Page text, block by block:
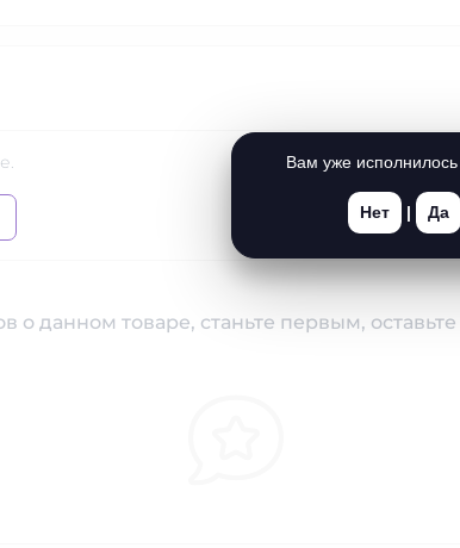
о данном товаре, станьте первым,
Вам уже исполнилось
Нет | Да